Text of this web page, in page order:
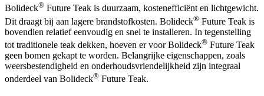
Bolideck® Future Teak is duurzaam, kostenefficiënt en lichtgewicht.
Dit draagt bij aan lagere brandstofkosten. Bolideck® Future Teak is
bovendien relatief eenvoudig en snel te installeren. In tegenstelling
tot traditionele teak dekken, hoeven er voor Bolideck® Future Teak
geen bomen gekapt te worden. Belangrijke eigenschappen, zoals
weersbestendigheid en onderhoudsvriendelijkheid zijn integraal
onderdeel van Bolideck® Future Teak.